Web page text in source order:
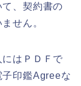
、契約書の
せん。
はＰＤＦで
印鑑Agreeな